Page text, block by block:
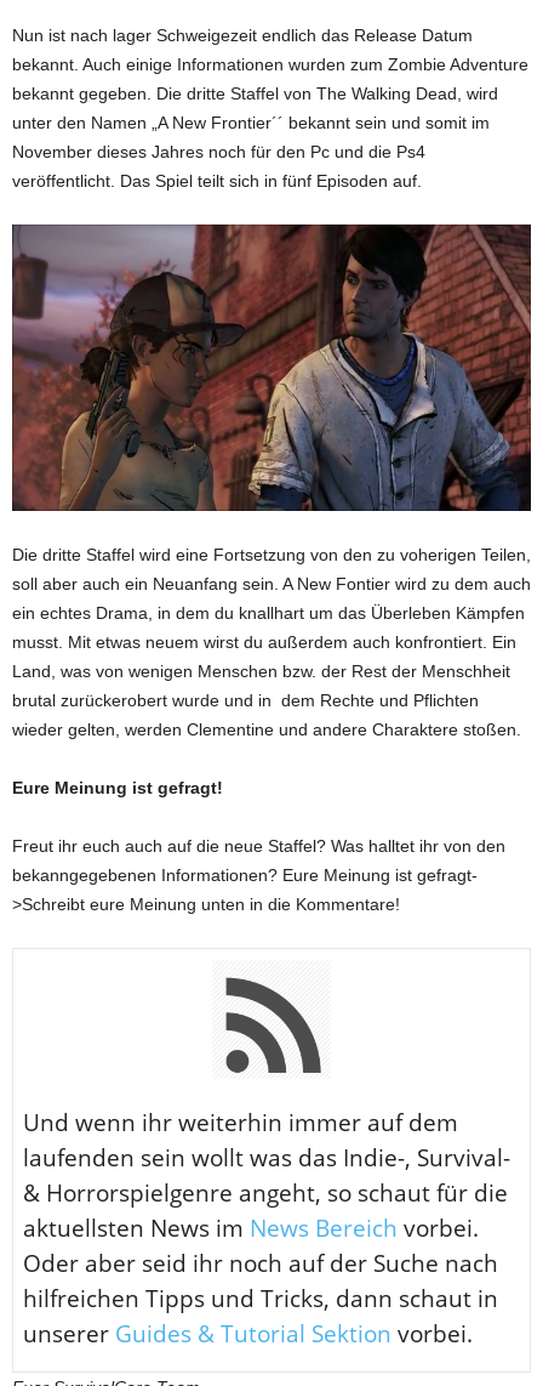
Nun ist nach lager Schweigezeit endlich das Release Datum
bekannt. Auch einige Informationen wurden zum Zombie Adventure
bekannt gegeben. Die dritte Staffel von The Walking Dead, wird
unter den Namen „A New Frontier´´ bekannt sein und somit im
November dieses Jahres noch für den Pc und die Ps4
veröffentlicht. Das Spiel teilt sich in fünf Episoden auf.
Die dritte Staffel wird eine Fortsetzung von den zu voherigen Teilen,
soll aber auch ein Neuanfang sein. A New Fontier wird zu dem auch
ein echtes Drama, in dem du knallhart um das Überleben Kämpfen
musst. Mit etwas neuem wirst du außerdem auch konfrontiert. Ein
Land, was von wenigen Menschen bzw. der Rest der Menschheit
brutal zurückerobert wurde und in dem Rechte und Pflichten
wieder gelten, werden Clementine und andere Charaktere stoßen.
Eure Meinung ist gefragt!
Freut ihr euch auch auf die neue Staffel? Was halltet ihr von den
bekanngegebenen Informationen? Eure Meinung ist gefragt-
>Schreibt eure Meinung unten in die Kommentare!
Und wenn ihr weiterhin immer auf dem
laufenden sein wollt was das Indie-, Survival-
& Horrorspielgenre angeht, so schaut für die
aktuellsten News im News Bereich vorbei.
Oder aber seid ihr noch auf der Suche nach
hilfreichen Tipps und Tricks, dann schaut in
unserer Guides & Tutorial Sektion vorbei.